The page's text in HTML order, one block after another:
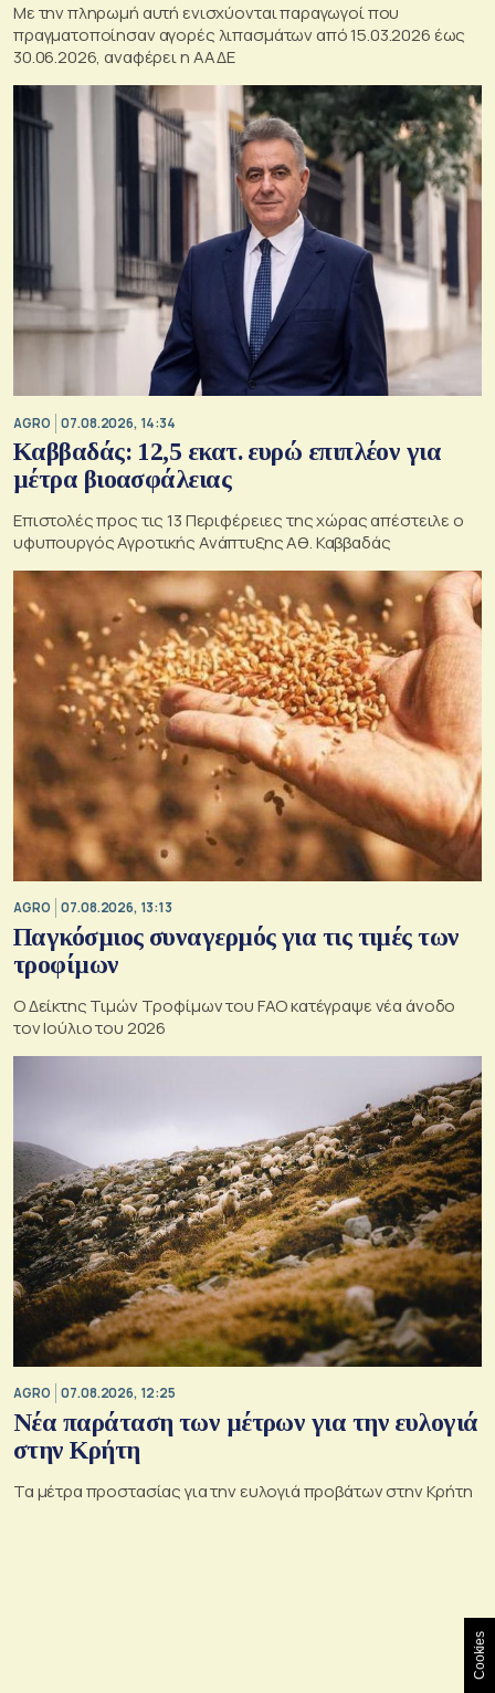
Με την πληρωμή αυτή ενισχύονται παραγωγοί που
πραγματοποίησαν αγορές λιπασμάτων από 15.03.2026 έως
30.06.2026, αναφέρει η ΑΑΔΕ
AGRO 07.08.2026, 14:34
Καββαδάς: 12,5 εκατ. ευρώ επιπλέον για
μέτρα βιοασφάλειας
Επιστολές προς τις 13 Περιφέρειες της χώρας απέστειλε ο
υφυπουργός Αγροτικής Ανάπτυξης Αθ. Καββαδάς
AGRO 07.08.2026, 13:13
Παγκόσμιος συναγερμός για τις τιμές των
τροφίμων
Ο Δείκτης Τιμών Τροφίμων του FAO κατέγραψε νέα άνοδο
τον Ιούλιο του 2026
AGRO 07.08.2026, 12:25
Νέα παράταση των μέτρων για την ευλογιά
στην Κρήτη
Τα μέτρα προστασίας για την ευλογιά προβάτων στην Κρήτη
Cookies